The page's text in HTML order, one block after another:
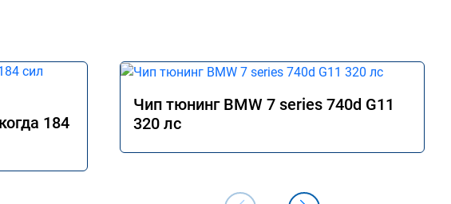
184
Чип тюнинг BMW 7 series 740d G11
320 лс